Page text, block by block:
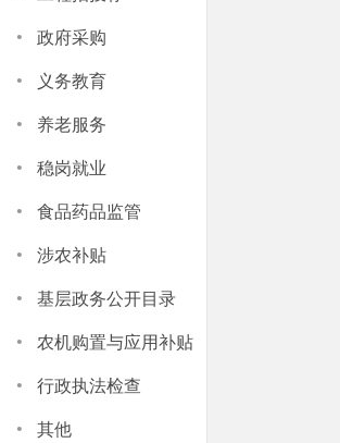
· 政府采购
· 义务教育
· 养老服务
· 稳岗就业
· 食品药品监管
· 涉农补贴
· 基层政务公开目录
· 农机购置与应用补贴
· 行政执法检查
· 其他